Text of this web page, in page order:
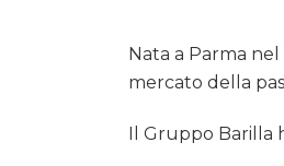
Nata a Parma
mercato della
Il Gruppo Barilla